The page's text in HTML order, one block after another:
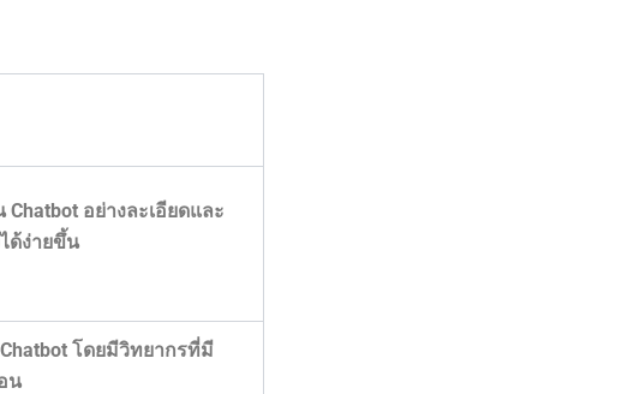
อย่างละเอียดและ
ด้ง่ายขึ้น
โดยมีวิทยากรที่มี
น